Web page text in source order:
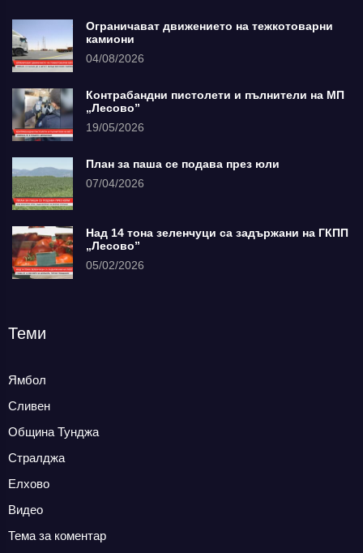
Ограничават движението на тежкотоварни
камиони
04/08/2026
Контрабандни пистолети и пълнители на МП
„Лесово”
19/05/2026
План за паша се подава през юли
07/04/2026
Над 14 тона зеленчуци са задържани на ГКПП
„Лесово”
05/02/2026
Теми
Ямбол
Сливен
Община Тунджа
Стралджа
Елхово
Видео
Тема за коментар